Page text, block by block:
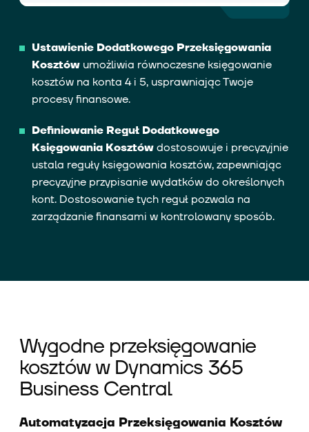
Ustawienie Dodatkowego Przeksięgowania
Kosztów umożliwia równoczesne księgowanie
kosztów na konta 4 i 5, usprawniając Twoje
procesy finansowe.
Definiowanie Reguł Dodatkowego
Księgowania Kosztów dostosowuje i precyzyjnie
ustala reguły księgowania kosztów, zapewniając
precyzyjne przypisanie wydatków do określonych
kont. Dostosowanie tych reguł pozwala na
zarządzanie finansami w kontrolowany sposób.
Wygodne przeksięgowanie
kosztów w Dynamics 365
Business Central
Automatyzacja Przeksięgowania Kosztów